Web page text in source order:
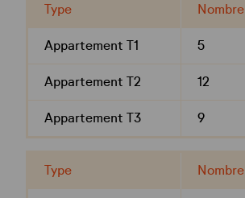
Type Nombre
Appartement T1 5
Appartement T2 12
Appartement T3 9
Type Nombre